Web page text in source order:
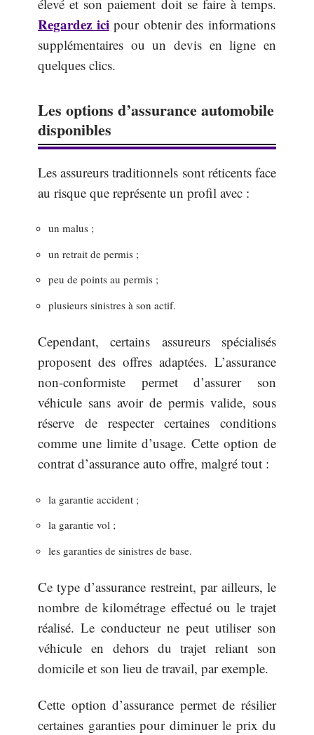
élevé et son paiement doit se faire à temps.
Regardez ici pour obtenir des informations
supplémentaires ou un devis en ligne en
quelques clics.
Les options d’assurance automobile
disponibles
Les assureurs traditionnels sont réticents face
au risque que représente un profil avec :
un malus ;
un retrait de permis ;
peu de points au permis ;
plusieurs sinistres à son actif.
Cependant, certains assureurs spécialisés
proposent des offres adaptées. L’assurance
non-conformiste permet d’assurer son
véhicule sans avoir de permis valide, sous
réserve de respecter certaines conditions
comme une limite d’usage. Cette option de
contrat d’assurance auto offre, malgré tout :
la garantie accident ;
la garantie vol ;
les garanties de sinistres de base.
Ce type d’assurance restreint, par ailleurs, le
nombre de kilométrage effectué ou le trajet
réalisé. Le conducteur ne peut utiliser son
véhicule en dehors du trajet reliant son
domicile et son lieu de travail, par exemple.
Cette option d’assurance permet de résilier
certaines garanties pour diminuer le prix du